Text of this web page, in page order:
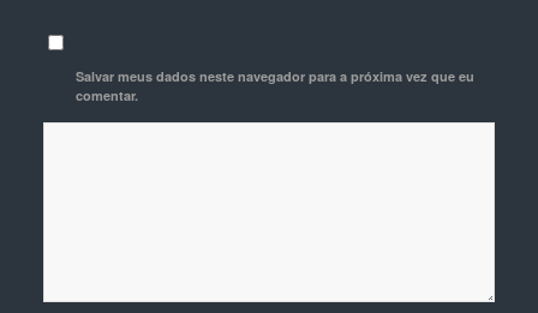
Salvar meus dados neste navegador para a próxima vez que eu
comentar.